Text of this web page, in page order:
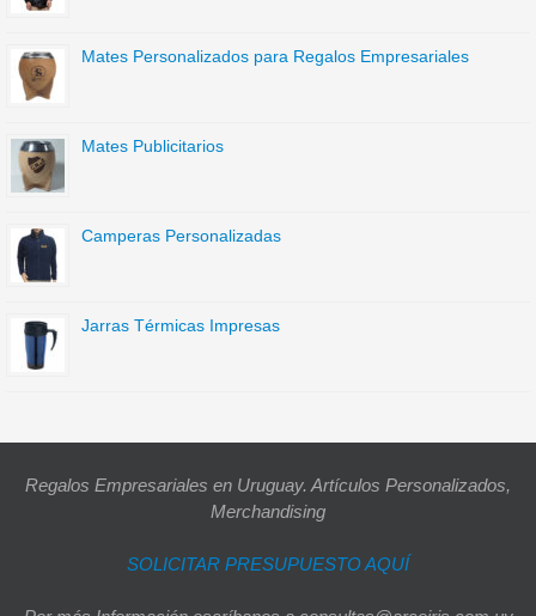
Mates Personalizados para Regalos Empresariales
Mates Publicitarios
Camperas Personalizadas
Jarras Térmicas Impresas
Regalos Empresariales en Uruguay. Artículos Personalizados,
Merchandising
SOLICITAR PRESUPUESTO AQUÍ